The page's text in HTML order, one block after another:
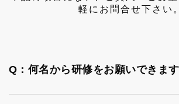
軽にお問合せ下さい。
Q：何名から研修をお願いできま